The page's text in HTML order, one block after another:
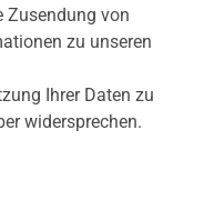
Zusendung von
zu unseren
Ihrer Daten zu
widersprechen.